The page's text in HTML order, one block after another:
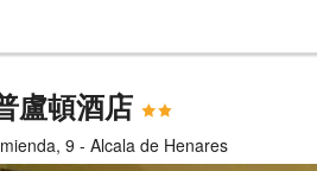
盧頓酒店
9 - Alcala de Henares